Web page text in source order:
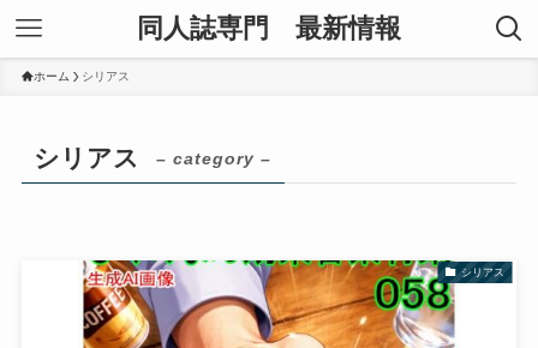
同人誌専門 最新情報
ホーム シリアス
シリアス – category –
シリアス